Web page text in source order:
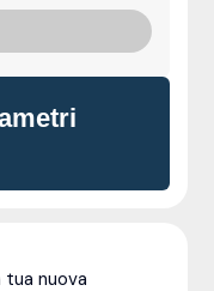
tua nuova